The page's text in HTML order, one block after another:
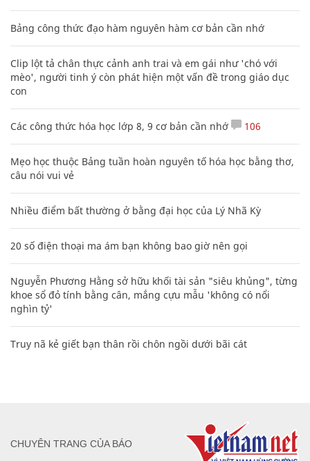
Bảng công thức đạo hàm nguyên hàm cơ bản cần nhớ
Clip lột tả chân thực cảnh anh trai và em gái như 'chó với
mèo', người tinh ý còn phát hiện một vấn đề trong giáo dục
con
Các công thức hóa học lớp 8, 9 cơ bản cần nhớ 106
Mẹo học thuộc Bảng tuần hoàn nguyên tố hóa học bằng thơ,
câu nói vui vẻ
Nhiều điểm bất thường ở bằng đại học của Lý Nhã Kỳ
20 số điện thoại ma ám bạn không bao giờ nên gọi
Nguyễn Phương Hằng sở hữu khối tài sản "siêu khủng", từng
khoe sổ đỏ tính bằng cân, mắng cựu mẫu 'không có nổi
nghìn tỷ'
Truy nã kẻ giết bạn thân rồi chôn ngồi dưới bãi cát
CHUYÊN TRANG CỦA BÁO